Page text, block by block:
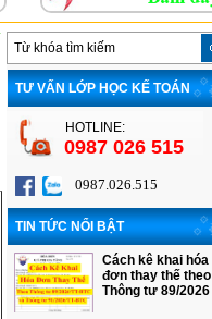
TƯ VẤN LỚP HỌC KẾ TOÁN
0987 026 515
HOTLINE:
0987.026.515
TIN TỨC NỔI BẬT
Cách kê khai hóa
đơn thay thế theo
Thông tư 89/2026